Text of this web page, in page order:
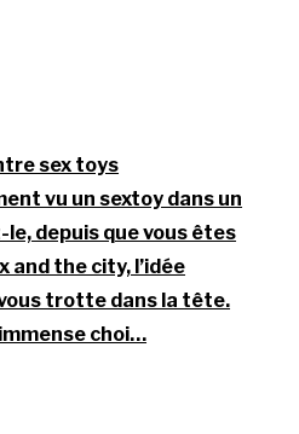
sex toys
vu un sextoy dans un
le, depuis que vous êtes
and the city, l’idée
trotte dans la tête.
choi…